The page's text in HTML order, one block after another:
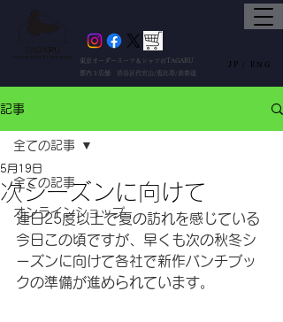
東京オーダースーツ＆シャツのTAGARU
都内３店舗 渋谷区代官山/恵比寿/表参道
ENG
JP /
記事
全ての記事
オンラインショップ
全ての記事
次シーズンに向けて
5月19日
連日25度以上で夏の訪れを感じている
今日この頃ですが、早くも次の秋冬シ
ーズンに向けて各社で新作バンチブッ
クの準備が進められています。